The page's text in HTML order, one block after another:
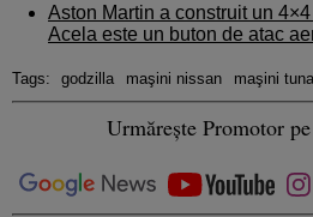
Aston Martin a construit un
Acela este un buton de atac
Tags: godzilla maşini nissan maşini
Urmărește Promotor